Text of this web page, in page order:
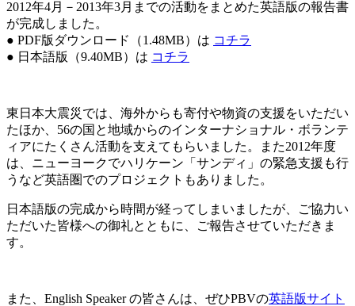
2012年4月－2013年3月までの活動をまとめた英語版の報告書
が完成しました。
● PDF版ダウンロード（1.48MB）は コチラ
● 日本語版（9.40MB）は コチラ
東日本大震災では、海外からも寄付や物資の支援をいただい
たほか、56の国と地域からのインターナショナル・ボランテ
ィアにたくさん活動を支えてもらいました。また2012年度
は、ニューヨークでハリケーン「サンディ」の緊急支援も行
うなど英語圏でのプロジェクトもありました。
日本語版の完成から時間が経ってしまいましたが、ご協力い
ただいた皆様への御礼とともに、ご報告させていただきま
す。
また、English Speaker の皆さんは、ぜひPBVの英語版サイト